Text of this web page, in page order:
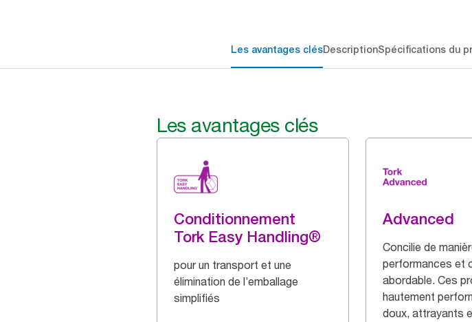
Les avantages clésDescriptionSpécifications du
Les avantages clés
Conditionnement
Tork Easy Handling®
pour un transport et une
élimination de l’emballage
simplifiés
Advanced
Concilie de
performances et
abordable. Ces
hautement
doux, attrayants